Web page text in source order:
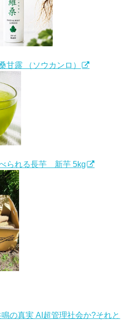
露 （ソウカンロ）
られる長芋 新芋 5kg
の真実 AI超管理社会か?それと